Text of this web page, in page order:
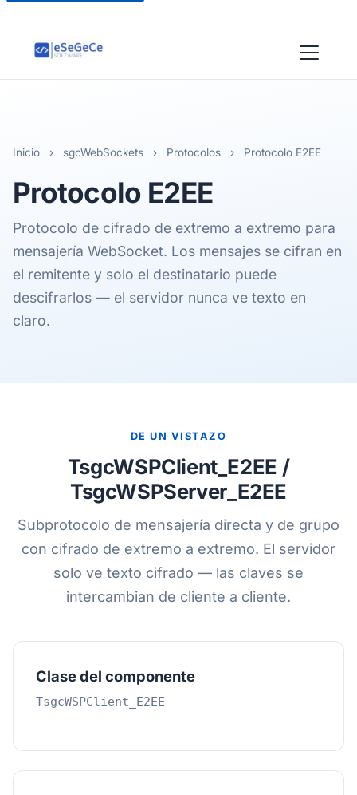
Inicio › sgcWebSockets › Protocolos › Protocolo E2EE
Protocolo E2EE
Protocolo de cifrado de extremo a extremo para
mensajería WebSocket. Los mensajes se cifran en
el remitente y solo el destinatario puede
descifrarlos — el servidor nunca ve texto en
claro.
DE UN VISTAZO
TsgcWSPClient_E2EE /
TsgcWSPServer_E2EE
Subprotocolo de mensajería directa y de grupo
con cifrado de extremo a extremo. El servidor
solo ve texto cifrado — las claves se
intercambian de cliente a cliente.
Clase del componente
TsgcWSPClient_E2EE